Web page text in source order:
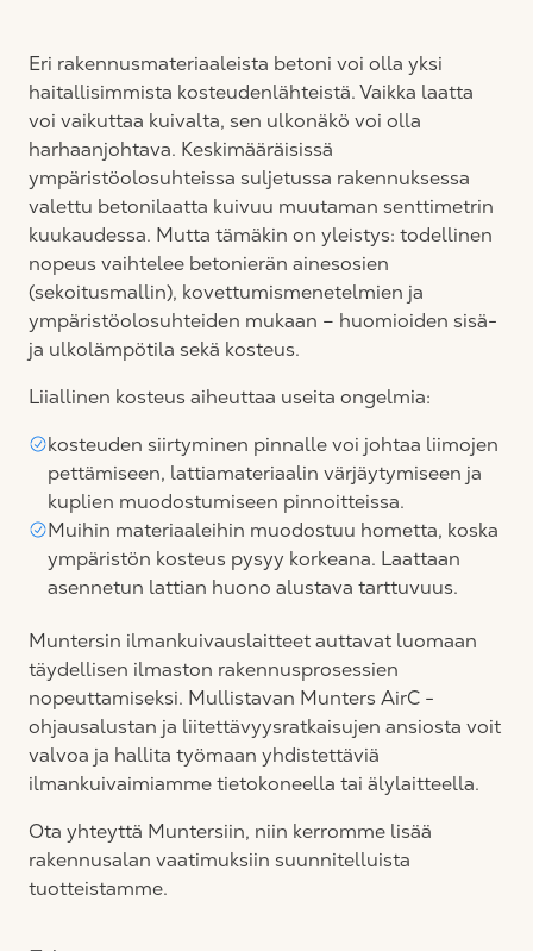
Eri rakennusmateriaaleista betoni voi olla yksi
haitallisimmista kosteudenlähteistä. Vaikka laatta
voi vaikuttaa kuivalta, sen ulkonäkö voi olla
harhaanjohtava. Keskimääräisissä
ympäristöolosuhteissa suljetussa rakennuksessa
valettu betonilaatta kuivuu muutaman senttimetrin
kuukaudessa. Mutta tämäkin on yleistys: todellinen
nopeus vaihtelee betonierän ainesosien
(sekoitusmallin), kovettumismenetelmien ja
ympäristöolosuhteiden mukaan – huomioiden sisä-
ja ulkolämpötila sekä kosteus.
Liiallinen kosteus aiheuttaa useita ongelmia:
kosteuden siirtyminen pinnalle voi johtaa liimojen
pettämiseen, lattiamateriaalin värjäytymiseen ja
kuplien muodostumiseen pinnoitteissa.
Muihin materiaaleihin muodostuu hometta, koska
ympäristön kosteus pysyy korkeana. Laattaan
asennetun lattian huono alustava tarttuvuus.
Muntersin ilmankuivauslaitteet auttavat luomaan
täydellisen ilmaston rakennusprosessien
nopeuttamiseksi. Mullistavan Munters AirC -
ohjausalustan ja liitettävyysratkaisujen ansiosta voit
valvoa ja hallita työmaan yhdistettäviä
ilmankuivaimiamme tietokoneella tai älylaitteella.
Ota yhteyttä Muntersiin, niin kerromme lisää
rakennusalan vaatimuksiin suunnitelluista
tuotteistamme.